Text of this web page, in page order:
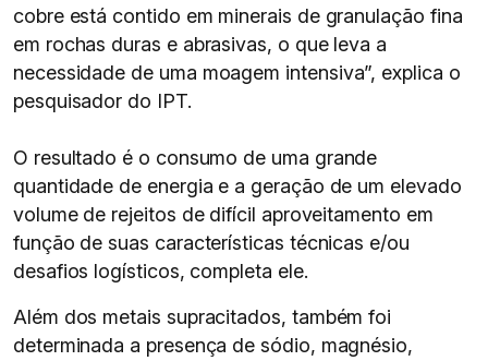
cobre está contido em minerais de granulação fina
em rochas duras e abrasivas, o que leva a
necessidade de uma moagem intensiva”, explica o
pesquisador do IPT.
O resultado é o consumo de uma grande
quantidade de energia e a geração de um elevado
volume de rejeitos de difícil aproveitamento em
função de suas características técnicas e/ou
desafios logísticos, completa ele.
Além dos metais supracitados, também foi
determinada a presença de sódio, magnésio,